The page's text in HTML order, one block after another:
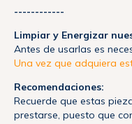
------------
Limpiar y Energizar
Antes de usarlas es
Una vez que adquiera
Recomendaciones:
Recuerde que estas
prestarse, puesto que